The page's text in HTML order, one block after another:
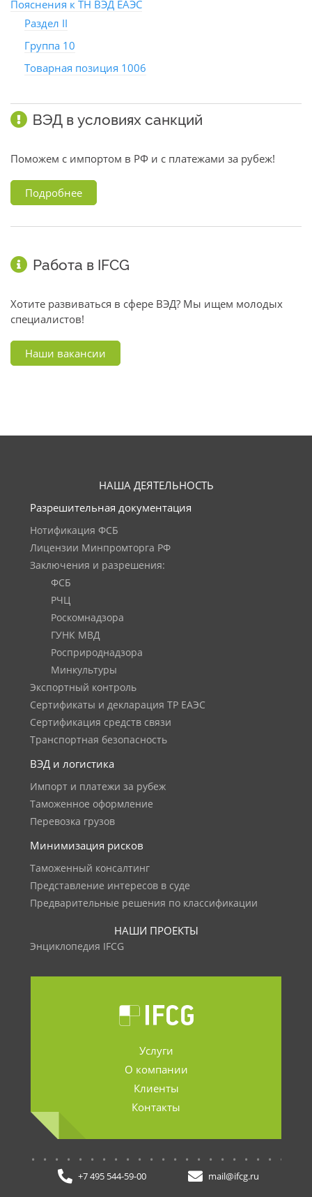
Пояснения к ТН ВЭД ЕАЭС
Раздел II
Группа 10
Товарная позиция 1006
ВЭД в условиях санкций
Поможем с импортом в РФ и с платежами за рубеж!
Подробнее
Работа в IFCG
Хотите развиваться в сфере ВЭД? Мы ищем молодых
специалистов!
Наши вакансии
НАША ДЕЯТЕЛЬНОСТЬ
Разрешительная документация
Нотификация ФСБ
Лицензии Минпромторга РФ
Заключения и разрешения:
ФСБ
РЧЦ
Роскомнадзора
ГУНК МВД
Росприроднадзора
Минкультуры
Экспортный контроль
Сертификаты и декларация ТР ЕАЭС
Сертификация средств связи
Транспортная безопасность
ВЭД и логистика
Импорт и платежи за рубеж
Таможенное оформление
Перевозка грузов
Минимизация рисков
Таможенный консалтинг
Представление интересов в суде
Предварительные решения по классификации
НАШИ ПРОЕКТЫ
Энциклопедия IFCG
Услуги
О компании
Клиенты
Контакты
+7 495 544-59-00 mail@ifcg.ru